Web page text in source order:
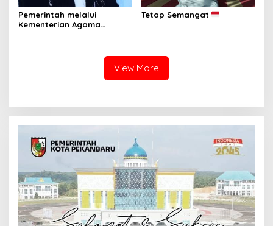
Pemerintah melalui
Kementerian Agama
Kamis, 19 Februari 2026.
Tetap Semangat
View More